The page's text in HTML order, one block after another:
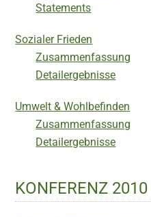
Statements
Sozialer Frieden
Zusammenfassung
Detailergebnisse
Umwelt & Wohlbefinden
Zusammenfassung
Detailergebnisse
KONFERENZ 2010